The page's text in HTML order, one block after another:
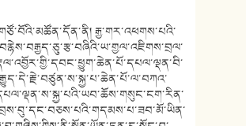
རྒྱ་གར་འཕགས་པའི་